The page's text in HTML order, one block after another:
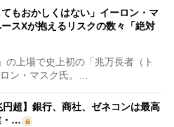
てもおかしくはない」イーロン・マ
スXが抱えるリスクの数々「絶対
上場で史上初の「兆万長者（ト
ン・マスク氏。…
円超】銀行、商社、ゼネコンは最高
・…